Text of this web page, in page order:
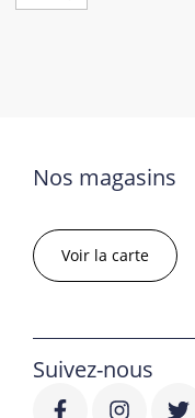
Nos magasins
Voir la carte
Suivez-nous